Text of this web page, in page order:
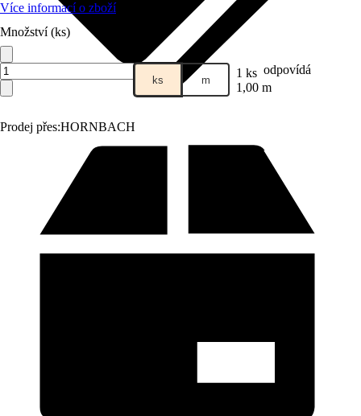
Prodej přes:HORNBACH
Více informací o zboží
Množství (ks)
ks m 1 ks odpovídá
1,00 m